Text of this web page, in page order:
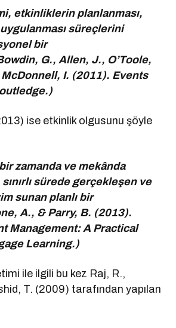
etkinliklerin planlanması,
uygulanması süreçlerini
bir
G., Allen, J., O’Toole,
McDonnell, I. (2011). Events
ise etkinlik olgusunu şöyle
zamanda ve mekânda
sürede gerçekleşen ve
sunan planlı bir
A., & Parry, B. (2013).
Management: A Practical
Learning.)
ile ilgili bu kez Raj, R.,
T. (2009) tarafından yapılan